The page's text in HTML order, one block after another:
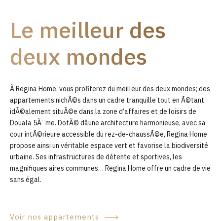
0
Le meilleur des
deux mondes
Ã Regina Home, vous profiterez du meilleur des deux mondes; des
appartements nichÃ©s dans un cadre tranquille tout en Ã©tant
idÃ©alement situÃ©e dans la zone d’affaires et de loisirs de
Douala 5Ã¨me. DotÃ© dâune architecture harmonieuse, avec sa
cour intÃ©rieure accessible du rez-de-chaussÃ©e, Regina Home
propose ainsi un véritable espace vert et favorise la biodiversité
urbaine. Ses infrastructures de détente et sportives, les
magnifiques aires communes… Regina Home offre un cadre de vie
sans égal.
Voir nos appartements